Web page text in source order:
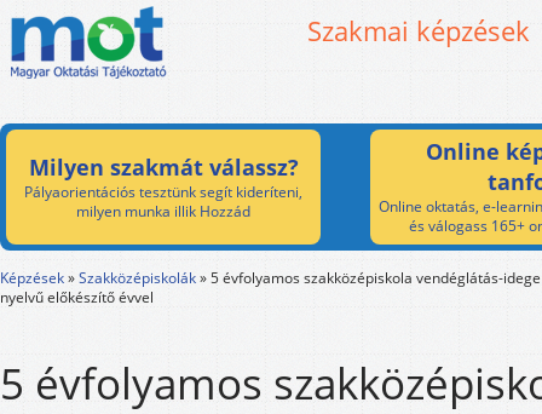
Szakmai képzések
Milyen szakmát válassz?
Pályaorientációs tesztünk segít kideríteni,
milyen munka illik Hozzád
Online
Online oktatás, e-
és válogass 165+
Képzések»Szakközépiskolák»5 évfolyamos szakközépiskola vendéglátás-
nyelvű előkészítő évvel
5 évfolyamos